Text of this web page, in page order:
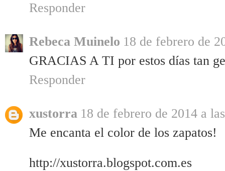
Responder
Rebeca Muinelo 18 de febrero de
GRACIAS A TI por estos días tan
Responder
xustorra 18 de febrero de 2014 a
Me encanta el color de los zapatos!
http://xustorra.blogspot.com.es